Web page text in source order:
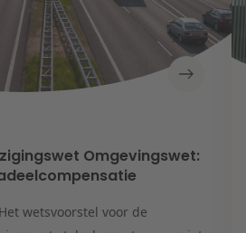
en uitdagingen in de
Omgevingswet:
Het wetsvoorstel voor de